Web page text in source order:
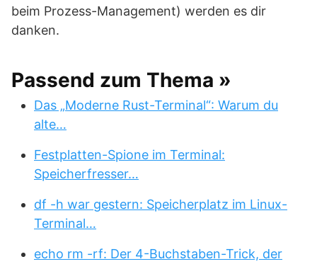
beim Prozess-Management) werden es dir
danken.
Passend zum Thema »
Das „Moderne Rust-Terminal“: Warum du
alte…
Festplatten-Spione im Terminal:
Speicherfresser…
df -h war gestern: Speicherplatz im Linux-
Terminal…
echo rm -rf: Der 4-Buchstaben-Trick, der